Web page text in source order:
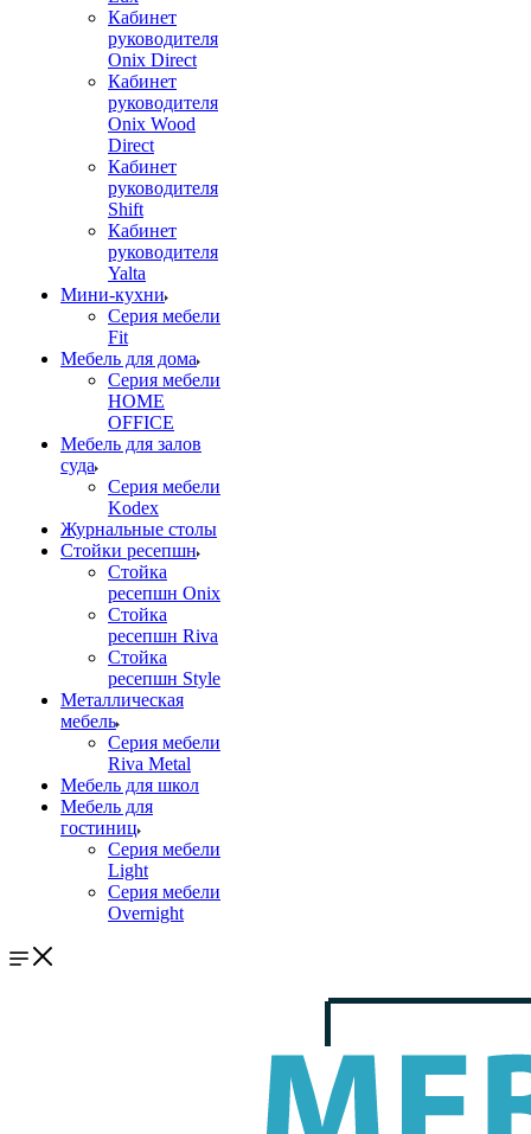
Кабинет
руководителя
Onix Direct
Кабинет
руководителя
Onix Wood
Direct
Кабинет
руководителя
Shift
Кабинет
руководителя
Yalta
Мини-кухни
Серия мебели
Fit
Мебель для дома
Серия мебели
HOME
OFFICE
Мебель для залов
суда
Серия мебели
Kodex
Журнальные столы
Стойки ресепшн
Стойка
ресепшн Onix
Стойка
ресепшн Riva
Стойка
ресепшн Style
Металлическая
мебель
Серия мебели
Riva Metal
Мебель для школ
Мебель для
гостиниц
Серия мебели
Light
Серия мебели
Overnight